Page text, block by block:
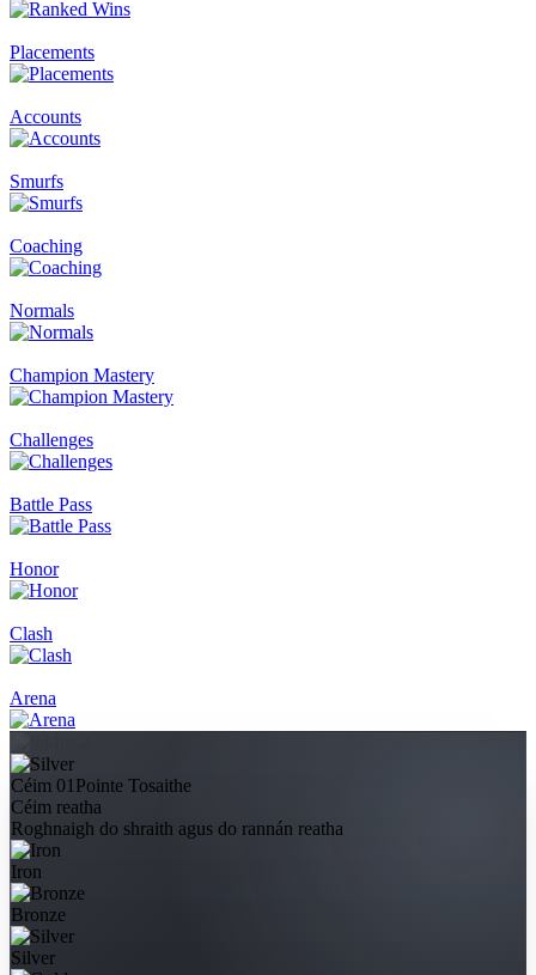
Placements
Accounts
Smurfs
Coaching
Normals
Champion Mastery
Challenges
Battle Pass
Honor
Clash
Arena
Céim 01 Pointe Tosaithe
Céim reatha
Roghnaigh do shraith agus do rannán reatha
Iron
Bronze
Silver